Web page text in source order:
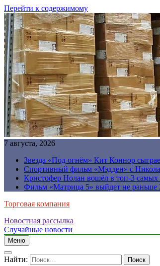
Перейти к содержимому
7 августа, 2026
Звезда «Под огнём» Кит Коннор
Спортивный фильм «Мэдден» с
Кристофер Нолан вошёл в топ-3 самых
Фильм «Матрица 5» выйдет не раньше
Торговая компания
Новостная рассылка
Случайные новости
Меню
Найти: